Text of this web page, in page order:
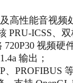
高性能音视频
、
视频硬
输出；
、PROFIBUS